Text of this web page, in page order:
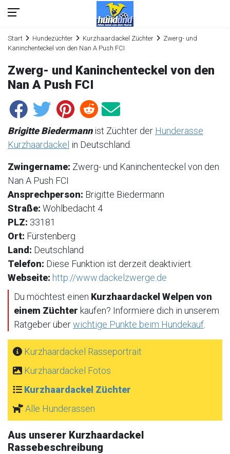
Start Hundezüchter Kurzhaardackel Züchter
Zwerg- und
Kaninchenteckel von den Nan A Push FCI
Zwerg- und Kaninchenteckel von den
Nan A Push FCI
Brigitte Biedermannist Züchter der Hunderasse
Kurzhaardackel in Deutschland.
Zwingername: Zwerg- und Kaninchenteckel von den
Nan A Push FCI
Ansprechperson: Brigitte Biedermann
Straße: Wohlbedacht 4
PLZ: 33181
Ort: Fürstenberg
Land: Deutschland
Telefon: Diese Funktion ist derzeit deaktiviert.
Webseite: http://www.dackelzwerge.de
Du möchtest einen Kurzhaardackel Welpen von
einem Züchter kaufen? Informiere dich in unserem
Ratgeber überwichtige Punkte beim Hundekauf
Kurzhaardackel Rasseportrait
Kurzhaardackel Fotos
Kurzhaardackel Züchter
Alle Hunderassen
Aus unserer Kurzhaardackel
Rassebeschreibung